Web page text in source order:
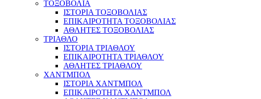
ΤΟΞΟΒΟΛΙΑ
ΙΣΤΟΡΙΑ ΤΟΞΟΒΟΛΙΑΣ
ΕΠΙΚΑΙΡΟΤΗΤΑ ΤΟΞΟΒΟΛΙΑΣ
ΑΘΛΗΤΕΣ ΤΟΞΟΒΟΛΙΑΣ
ΤΡΙΑΘΛΟ
ΙΣΤΟΡΙΑ ΤΡΙΑΘΛΟΥ
ΕΠΙΚΑΙΡΟΤΗΤΑ ΤΡΙΑΘΛΟΥ
ΑΘΛΗΤΕΣ ΤΡΙΑΘΛΟΥ
ΧΑΝΤΜΠΟΛ
ΙΣΤΟΡΙΑ ΧΑΝΤΜΠΟΛ
ΕΠΙΚΑΙΡΟΤΗΤΑ ΧΑΝΤΜΠΟΛ